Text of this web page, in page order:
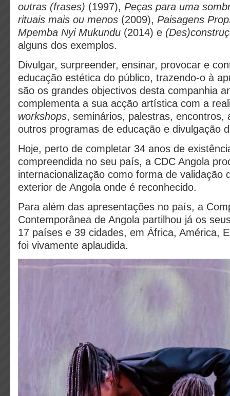
outras (frases) (1997), Peças para uma
rituais mais ou menos (2009), Paisagens
Mpemba Nyi Mukundu (2014) e
alguns dos exemplos.
Divulgar, surpreender, ensinar, provocar e
educação estética do público, trazendo-o à
são os grandes objectivos desta companhia
complementa a sua acção artística com a
workshops, seminários, palestras, encontros,
outros programas de educação e divulgação
Hoje, perto de completar 34 anos de
compreendida no seu país, a CDC Angola
internacionalização como forma de validação
exterior de Angola onde é reconhecido.
Para além das apresentações no país, a
Contemporânea de Angola partilhou já os
17 países e 39 cidades, em África, América,
foi vivamente aplaudida.